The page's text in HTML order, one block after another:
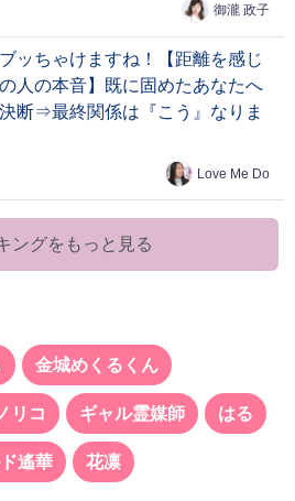
御瀧 政子
ッちゃけますね！【距離を感じ
人の本音】既に固めたあなたへ
断⇒最終関係は『こう』なりま
Love Me Do
ングをもっと見る
金城めくるくん
リコ ギャル霊媒師 はる
遙華 花凛